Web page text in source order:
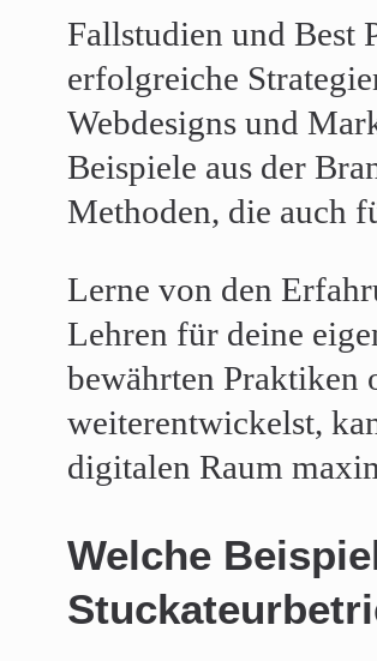
Fallstudien und Best
erfolgreiche
Webdesigns und
Beispiele aus der
Methoden, die auch
Lerne von den
Lehren für deine
bewährten
weiterentwickelst,
digitalen Raum
Welche